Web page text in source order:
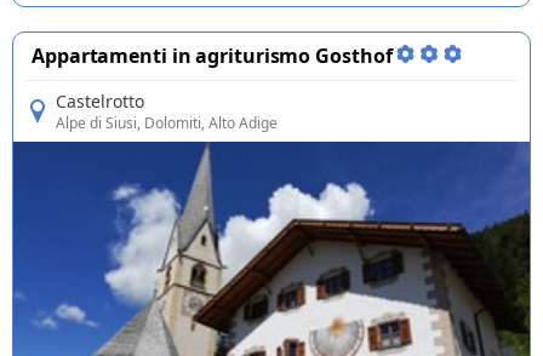
Appartamenti in agriturismo Gosthof
Castelrotto
Alpe di Siusi, Dolomiti, Alto Adige